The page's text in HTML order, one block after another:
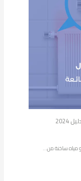
مياه ساخنة من…